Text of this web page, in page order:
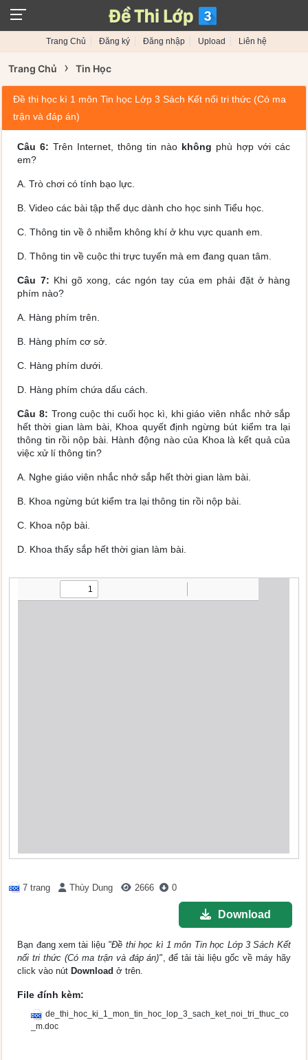
Trang Chủ Đăng ký Đăng nhập Upload Liên hệ
Trang Chủ › Tin Học
Đề thi học kì 1 môn Tin học Lớp 3 Sách Kết nối tri thức (Có ma
trận và đáp án)
Câu 6: Trên Internet, thông tin nào không phù hợp với các
em?
A. Trò chơi có tính bạo lực.
B. Video các bài tập thể dục dành cho học sinh Tiểu học.
C. Thông tin về ô nhiễm không khí ở khu vực quanh em.
D. Thông tin về cuộc thi trực tuyến mà em đang quan tâm.
Câu 7: Khi gõ xong, các ngón tay của em phải đặt ở hàng
phím nào?
A. Hàng phím trên.
B. Hàng phím cơ sở.
C. Hàng phím dưới.
D. Hàng phím chứa dấu cách.
Câu 8: Trong cuộc thi cuối học kì, khi giáo viên nhắc nhở sắp
hết thời gian làm bài, Khoa quyết định ngừng bút kiểm tra lại
thông tin rồi nộp bài. Hành động nào của Khoa là kết quả của
việc xử lí thông tin?
A. Nghe giáo viên nhắc nhở sắp hết thời gian làm bài.
B. Khoa ngừng bút kiểm tra lại thông tin rồi nộp bài.
C. Khoa nộp bài.
D. Khoa thấy sắp hết thời gian làm bài.
7 trang Thùy Dung 2666 0
Download
Bạn đang xem tài liệu "Đề thi học kì 1 môn Tin học Lớp 3 Sách Kết
nối tri thức (Có ma trận và đáp án)", để tải tài liệu gốc về máy hãy
click vào nút Download ở trên.
File đính kèm:
de_thi_hoc_ki_1_mon_tin_hoc_lop_3_sach_ket_noi_tri_thuc_co
_m.doc